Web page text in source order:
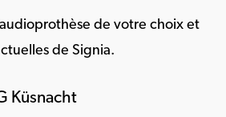
de votre choix et
de Signia.
Küsnacht